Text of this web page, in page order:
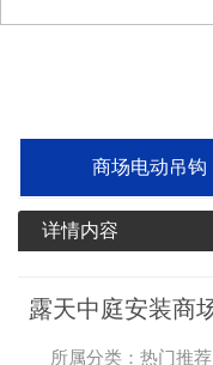
商场电动吊钩
详情内容
露天中庭安装商
所属分类：热门推